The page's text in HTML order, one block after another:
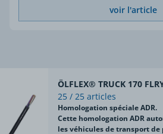
voir l'article
ÖLFLEX® TRUCK 170
25 / 25 articles
Homologation spéciale ADR.
Cette homologation ADR
les véhicules de transport